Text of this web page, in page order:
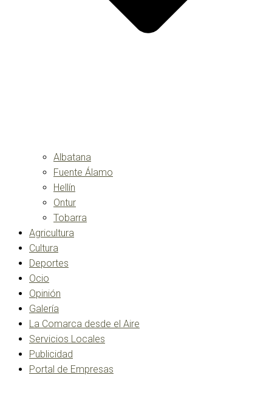
Albatana
Fuente Álamo
Hellín
Ontur
Tobarra
Agricultura
Cultura
Deportes
Ocio
Opinión
Galería
La Comarca desde el Aire
Servicios Locales
Publicidad
Portal de Empresas